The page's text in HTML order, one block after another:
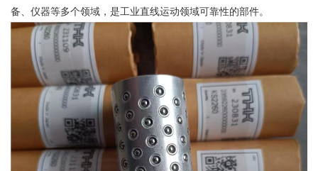
备、仪器等多个领域，是工业直线运动领域可靠性的部件。